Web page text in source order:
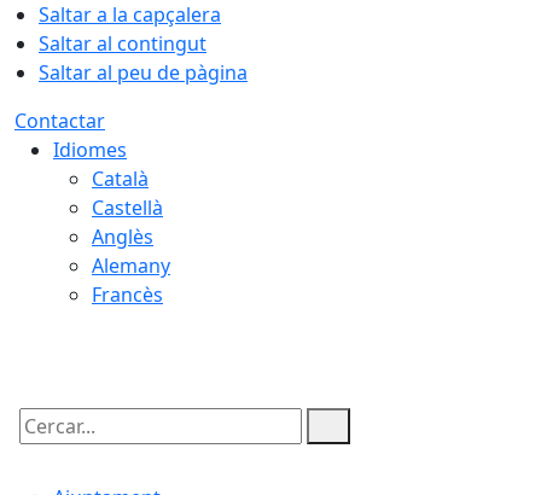
Saltar a la capçalera
Saltar al contingut
Saltar al peu de pàgina
Contactar
Idiomes
Català
Castellà
Anglès
Alemany
Francès
Cercar: